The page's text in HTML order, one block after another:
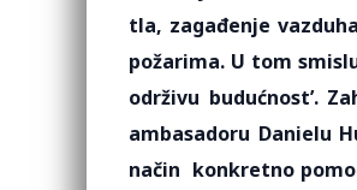
tla, zagađenje
požarima. U tom
održivu budućnost’.
ambasadoru Danielu
način konkretno